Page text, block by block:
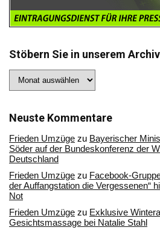
Stöbern Sie in unserem Archiv
Sie
Archiv
Neuste Kommentare
Frieden Umzüge zu Bayerischer
Söder auf der Bundeskonferenz der
Deutschland
Frieden Umzüge zu Facebook-
der Auffangstation die Vergessenen“
Not
Frieden Umzüge zu Exklusive
Gesichtsmassage bei Natalie Stahl